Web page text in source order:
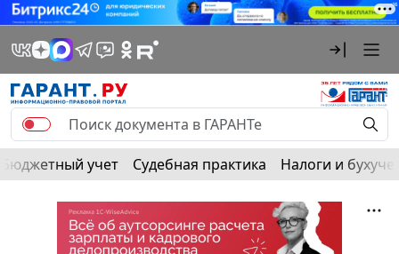
Бюджетный учет Судебная практика Налоги и